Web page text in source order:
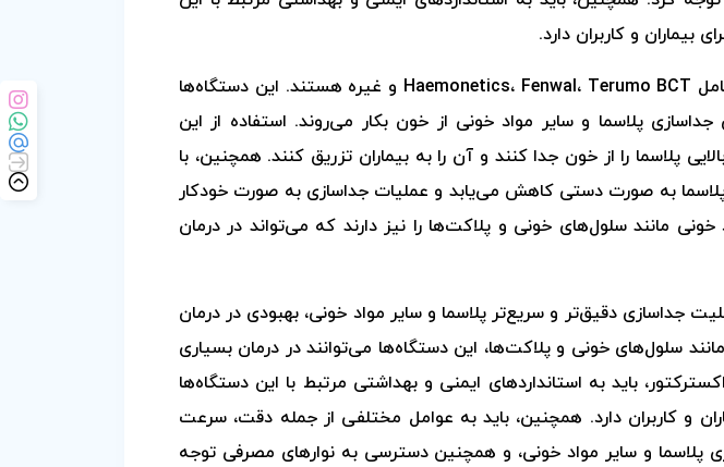
و کاربران دارد.
برخی از برندهای معروفی که دستگاه‌های پلاسما اکسترکتور تولید می‌کنند، شامل Haemonetics، Fenwal، Terumo BCT و غیره هستند. این دستگاه‌ها
پلاسما و سایر مواد خونی از خون بکار می‌روند. استفاده از این
پلاسما را از خون جدا کنند و آن را به بیماران تزریق کنند. همچنین، با
پلاسما به صورت دستی کاهش می‌یابد و عملیات جداسازی به صورت خودکار
مانند سلول‌های خونی و پلاکت‌ها را نیز دارند که می‌تواند در درمان
جداسازی دقیق‌تر و سریع‌تر پلاسما و سایر مواد خونی، بهبودی در درمان
سلول‌های خونی و پلاکت‌ها، این دستگاه‌ها می‌توانند در درمان بسیاری
باید به استانداردهای ایمنی و بهداشتی مرتبط با این دستگاه‌ها
و کاربران دارد. همچنین، باید به عوامل مختلفی از جمله دقت، سرعت
پلاسما و سایر مواد خونی، و همچنین دسترسی به نوارهای مصرفی توجه